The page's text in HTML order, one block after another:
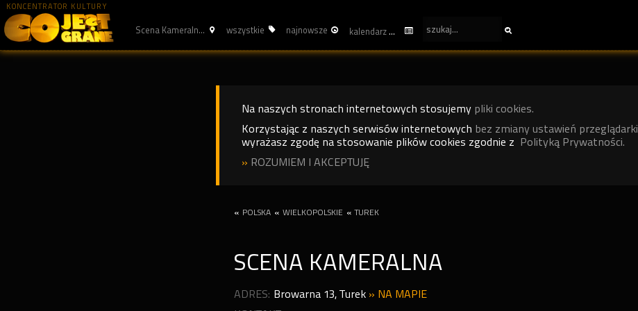
KONCENTRATOR KULTURY
Scena Kameraln... wszystkie najnowsze kalendarz
Na naszych stronach internetowych stosujemy pliki cookies.
Korzystając z naszych serwisów internetowych bez zmiany ustawień przeglądarki
wyrażasz zgodę na stosowanie plików cookies zgodnie z Polityką Prywatności.
» ROZUMIEM I AKCEPTUJĘ
« POLSKA « WIELKOPOLSKIE « TUREK
SCENA KAMERALNA
ADRES: Browarna 13, Turek » NA MAPIE